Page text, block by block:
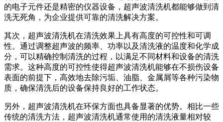
的电子元件还是精密的仪器设备，超声波清洗机都能够做到清
洗无死角，为企业提供可靠的清洗解决方案。
其次，超声波清洗机在清洗效果上具有高度的可控性和可调
性。通过调整超声波的频率、功率以及清洗液的温度和化学成
分，可以精确控制清洗的过程，以满足不同材料和设备的清洗
需求。这种高度的可控性使得超声波清洗机能够在不损伤设备
表面的前提下，高效地去除污垢、油脂、金属屑等各种污染物
质，确保清洗后的设备保持良好的工作状态。
另外，超声波清洗机在环保方面也具备显著的优势。相比一些
传统的清洗方法，超声波清洗机通常使用的清洗液量相对较